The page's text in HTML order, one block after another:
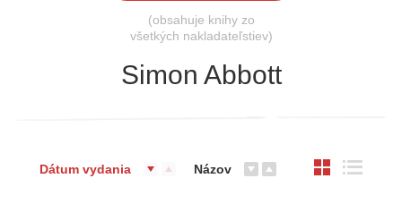
(obsahuje knihy zo
všetkých nakladateľstiev)
Simon Abbott
Dátum vydania Názov